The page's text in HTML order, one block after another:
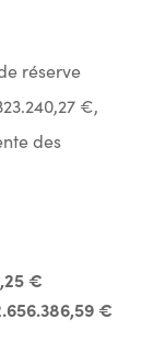
réserve
€,
des
€
€